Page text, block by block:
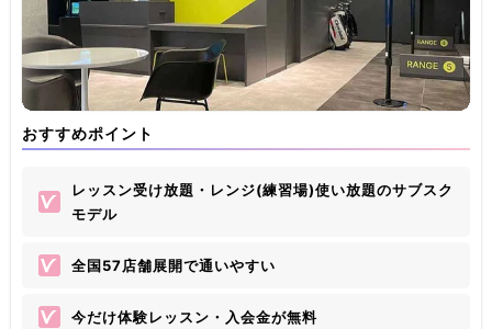
おすすめポイント
レッスン受け放題・レンジ(練習場)使い放題のサブスク
モデル
全国57店舗展開で通いやすい
今だけ体験レッスン・入会金が無料